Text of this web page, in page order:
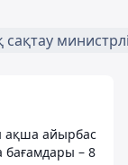
ақша айырбас
– 8